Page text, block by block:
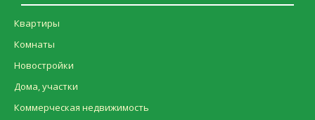
Квартиры
Комнаты
Новостройки
Дома, участки
Коммерческая недвижимость